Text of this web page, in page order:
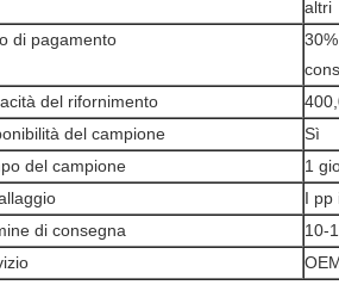
altri
di pagamento
del rifornimento
del campione
Sì
del campione
1
I pp
di consegna
10-